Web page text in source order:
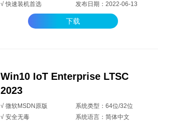
√ 快速装机首选
发布日期：2022-06-13
下载
Win10 IoT Enterprise LTSC
2023
√ 微软MSDN原版
系统类型：64位/32位
√ 安全无毒
系统语言：简体中文